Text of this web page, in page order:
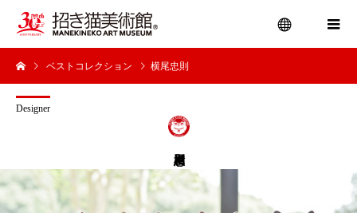
ベストコレクション 横尾忠則
Designer